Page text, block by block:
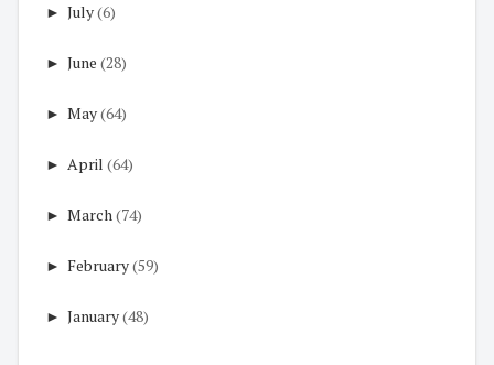
► July(6)
► June (28)
► May(64)
► April (64)
► March(74)
► February(59)
► January(48)